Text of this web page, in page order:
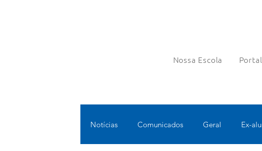
Nossa Escola
Notícias Comunicados Geral Ex-